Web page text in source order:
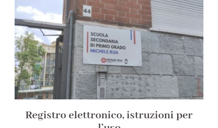
Registro elettronico, istruzioni per